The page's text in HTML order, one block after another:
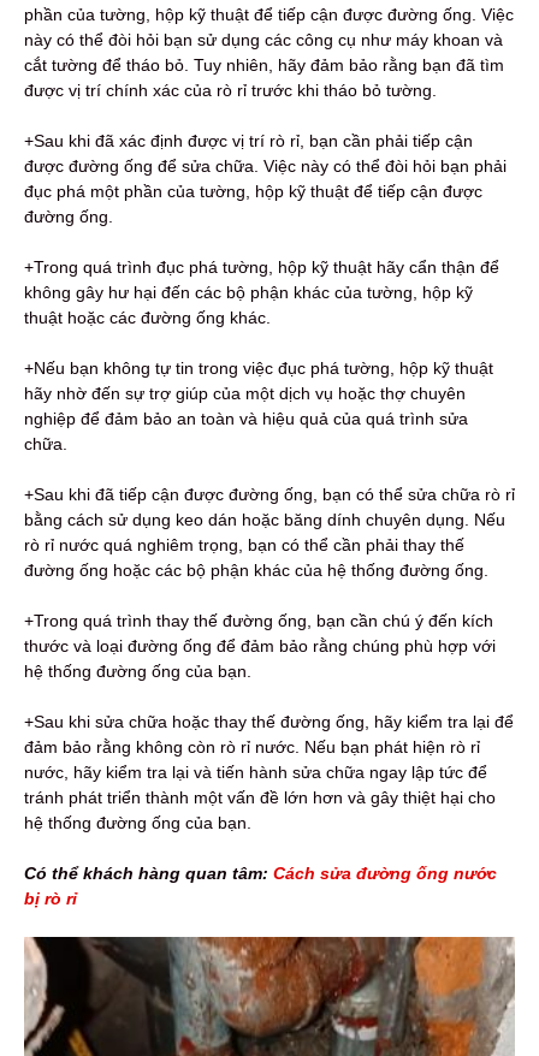
phần của tường, hộp kỹ thuật để tiếp cận được đường ống. Việc
này có thể đòi hỏi bạn sử dụng các công cụ như máy khoan và
cắt tường để tháo bỏ. Tuy nhiên, hãy đảm bảo rằng bạn đã tìm
được vị trí chính xác của rò rỉ trước khi tháo bỏ tường.
+Sau khi đã xác định được vị trí rò rỉ, bạn cần phải tiếp cận
được đường ống để sửa chữa. Việc này có thể đòi hỏi bạn phải
đục phá một phần của tường, hộp kỹ thuật để tiếp cận được
đường ống.
+Trong quá trình đục phá tường, hộp kỹ thuật hãy cẩn thận để
không gây hư hại đến các bộ phận khác của tường, hộp kỹ
thuật hoặc các đường ống khác.
+Nếu bạn không tự tin trong việc đục phá tường, hộp kỹ thuật
hãy nhờ đến sự trợ giúp của một dịch vụ hoặc thợ chuyên
nghiệp để đảm bảo an toàn và hiệu quả của quá trình sửa
chữa.
+Sau khi đã tiếp cận được đường ống, bạn có thể sửa chữa rò rỉ
bằng cách sử dụng keo dán hoặc băng dính chuyên dụng. Nếu
rò rỉ nước quá nghiêm trọng, bạn có thể cần phải thay thế
đường ống hoặc các bộ phận khác của hệ thống đường ống.
+Trong quá trình thay thế đường ống, bạn cần chú ý đến kích
thước và loại đường ống để đảm bảo rằng chúng phù hợp với
hệ thống đường ống của bạn.
+Sau khi sửa chữa hoặc thay thế đường ống, hãy kiểm tra lại để
đảm bảo rằng không còn rò rỉ nước. Nếu bạn phát hiện rò rỉ
nước, hãy kiểm tra lại và tiến hành sửa chữa ngay lập tức để
tránh phát triển thành một vấn đề lớn hơn và gây thiệt hại cho
hệ thống đường ống của bạn.
Có thể khách hàng quan tâm: Cách sửa đường ống nước
bị rò rỉ